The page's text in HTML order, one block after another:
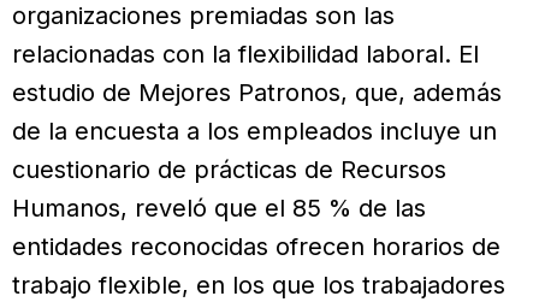
organizaciones premiadas son las
relacionadas con la flexibilidad laboral. El
estudio de Mejores Patronos, que, además
de la encuesta a los empleados incluye un
cuestionario de prácticas de Recursos
Humanos, reveló que el 85 % de las
entidades reconocidas ofrecen horarios de
trabajo flexible, en los que los trabajadores